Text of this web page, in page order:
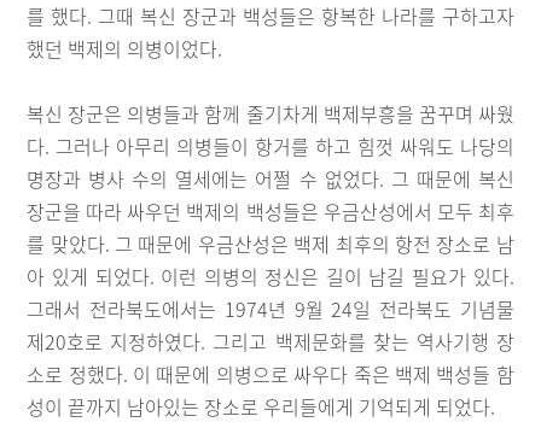
를 했다. 그때 복신 장군과 백성들은 항복한 나라를 구하고자
했던 백제의 의병이었다.
복신 장군은 의병들과 함께 줄기차게 백제부흥을 꿈꾸며 싸웠
다. 그러나 아무리 의병들이 항거를 하고 힘껏 싸워도 나당의
명장과 병사 수의 열세에는 어쩔 수 없었다. 그 때문에 복신
장군을 따라 싸우던 백제의 백성들은 우금산성에서 모두 최후
를 맞았다. 그 때문에 우금산성은 백제 최후의 항전 장소로 남
아 있게 되었다. 이런 의병의 정신은 길이 남길 필요가 있다.
그래서 전라북도에서는 1974년 9월 24일 전라북도 기념물
제20호로 지정하였다. 그리고 백제문화를 찾는 역사기행 장
소로 정했다. 이 때문에 의병으로 싸우다 죽은 백제 백성들 함
성이 끝까지 남아있는 장소로 우리들에게 기억되게 되었다.